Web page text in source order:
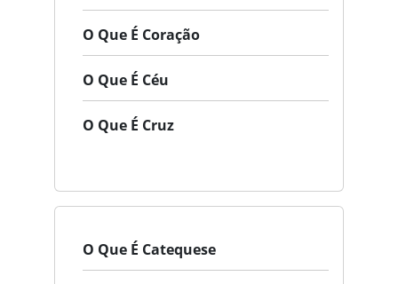
O Que É Coração
O Que É Céu
O Que É Cruz
O Que É Catequese